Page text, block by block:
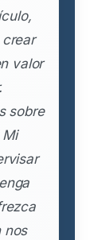
valor
sobre
nos